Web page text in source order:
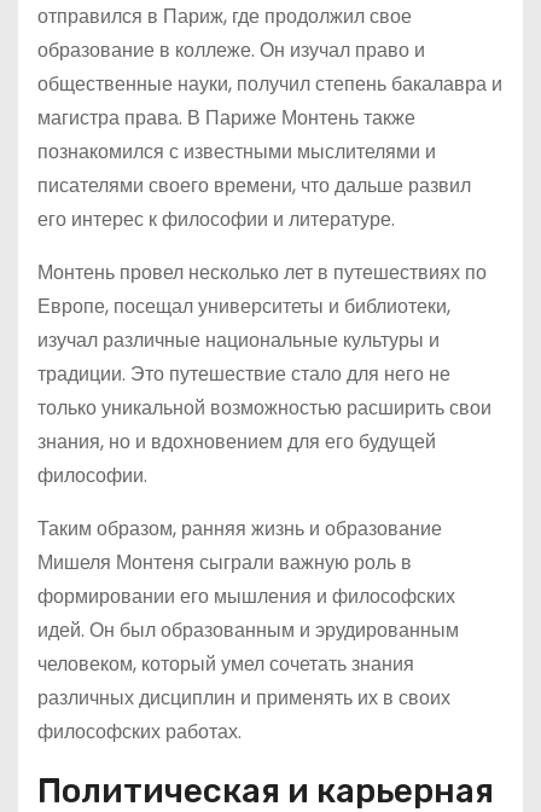
отправился в Париж, где продолжил свое
образование в коллеже. Он изучал право и
общественные науки, получил степень бакалавра и
магистра права. В Париже Монтень также
познакомился с известными мыслителями и
писателями своего времени, что дальше развил
его интерес к философии и литературе.
Монтень провел несколько лет в путешествиях по
Европе, посещал университеты и библиотеки,
изучал различные национальные культуры и
традиции. Это путешествие стало для него не
только уникальной возможностью расширить свои
знания, но и вдохновением для его будущей
философии.
Таким образом, ранняя жизнь и образование
Мишеля Монтеня сыграли важную роль в
формировании его мышления и философских
идей. Он был образованным и эрудированным
человеком, который умел сочетать знания
различных дисциплин и применять их в своих
философских работах.
Политическая и карьерная